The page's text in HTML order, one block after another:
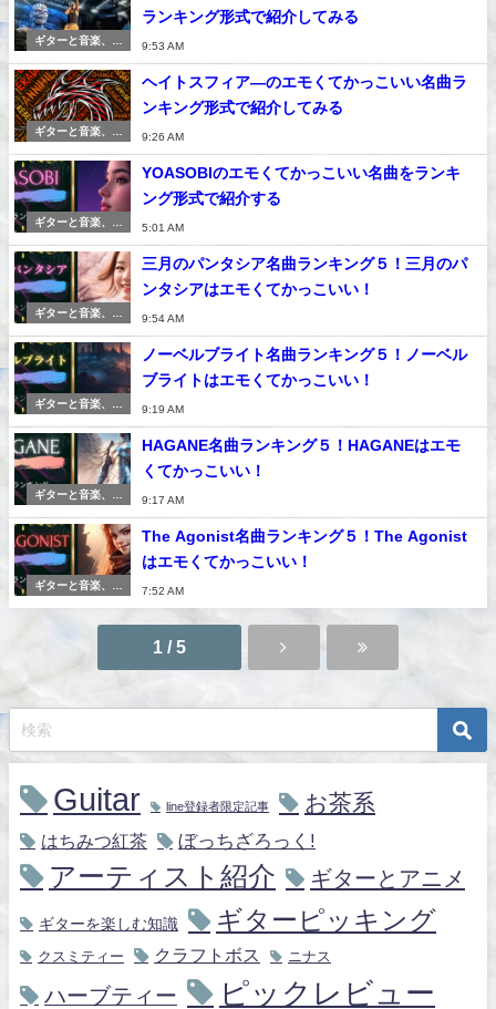
ギターと音楽、紅
ランキング形式で紹介してみる
9:53 AM
ギターと音楽、紅
ヘイトスフィア―のエモくてかっこいい名曲ラ
ンキング形式で紹介してみる
9:26 AM
ギターと音楽、紅
YOASOBIのエモくてかっこいい名曲をランキ
ング形式で紹介する
5:01 AM
ギターと音楽、紅
三月のパンタシア名曲ランキング５！三月のパ
ンタシアはエモくてかっこいい！
9:54 AM
ギターと音楽、紅
ノーベルブライト名曲ランキング５！ノーベル
ブライトはエモくてかっこいい！
9:19 AM
ギターと音楽、紅
HAGANE名曲ランキング５！HAGANEはエモ
くてかっこいい！
9:17 AM
ギターと音楽、紅
The Agonist名曲ランキング５！The Agonist
はエモくてかっこいい！
7:52 AM
1 / 5
Guitar line登録者限定記事 お茶系
はちみつ紅茶 ぼっちざろっく!
アーティスト紹介 ギターとアニメ
ギターを楽しむ知識 ギターピッキング
クスミティー クラフトボス ニナス
ハーブティー ピックレビュー